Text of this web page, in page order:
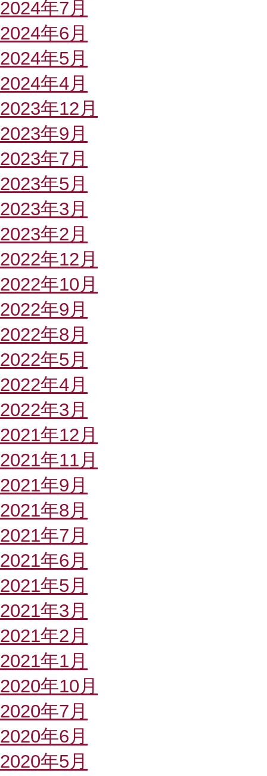
2024年7月
2024年6月
2024年5月
2024年4月
2023年12月
2023年9月
2023年7月
2023年5月
2023年3月
2023年2月
2022年12月
2022年10月
2022年9月
2022年8月
2022年5月
2022年4月
2022年3月
2021年12月
2021年11月
2021年9月
2021年8月
2021年7月
2021年6月
2021年5月
2021年3月
2021年2月
2021年1月
2020年10月
2020年7月
2020年6月
2020年5月